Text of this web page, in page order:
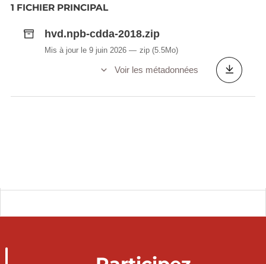
1 FICHIER PRINCIPAL
hvd.npb-cdda-2018.zip
Mis à jour le 9 juin 2026 zip (5.5Mo)
Voir les métadonnées